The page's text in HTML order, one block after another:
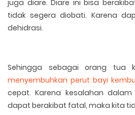
juga diare. Diare ini bisa
tidak segera diobati. Karena
dehidrasi.
Sehingga sebagai orang tua
menyembuhkan perut bayi
cepat. Karena kesalahan
dapat berakibat fatal, maka kita